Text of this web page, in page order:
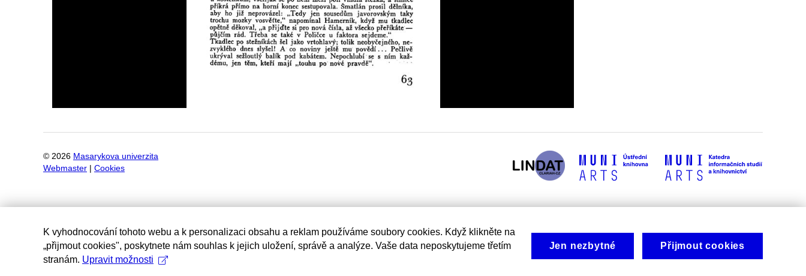
© 2026 Masarykova univerzita
Webmaster
Cookies
K vyhodnocování tohoto webu a k personalizaci obsahu a reklam používáme soubory cookies. Když klikněte na
„přijmout cookies", poskytnete nám souhlas k jejich uložení, správě a analýze. Vaše data neposkytujeme třetím
stranám. Upravit možnosti
Jen nezbytné Přijmout cookies